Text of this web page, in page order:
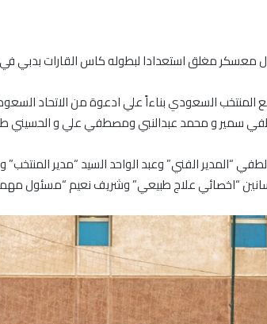
معسكر مغلق استعدادا لبطوله كاس القارات بدبي
السعودي بناءاً علي ادعوة من الاتحاد السعودي
سمير و محمد عبدالنبي ومصطفي علي و
“المدير الفني” وعبد الواحد السيد “مدير
“اخصائي علاج طبيعي” وشريف نعيم “مسئول